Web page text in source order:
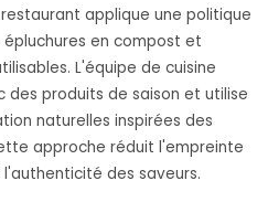
applique une politique
en compost et
L'équipe de cuisine
des produits de saison et utilise
naturelles inspirées des
approche réduit l'empreinte
des saveurs.